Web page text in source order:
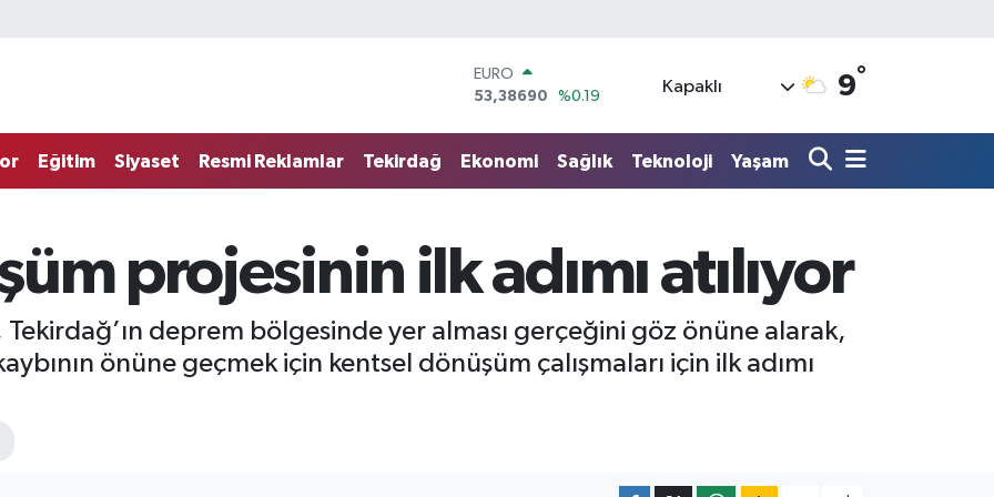
STERLİN
61,60380
%0.18
BİST100
14.598,00
%0
45,43620
%0.02
EURO
%0.19
Kapaklı 9°
Eğitim Siyaset Resmi Reklamlar Tekirdağ Ekonomi Sağlık Teknoloji Yaşam
projesinin ilk adımı atılıyor
deprem bölgesinde yer alması gerçeğini göz önüne alarak,
önüne geçmek için kentsel dönüşüm çalışmaları için ilk adımı